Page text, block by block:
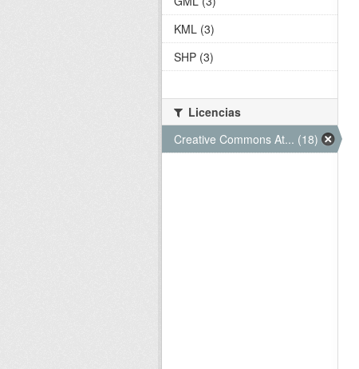
KML (3)
SHP (3)
Licencias
Creative Commons At... (18)